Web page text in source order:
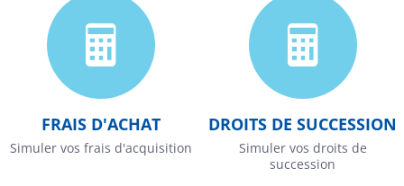
FRAIS D'ACHAT
Simuler vos frais d'acquisition
DROITS DE SUCCESSION
Simuler vos droits de
succession